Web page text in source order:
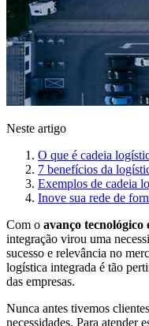
Neste artigo
O que é cadeia
7 benefícios da
Exemplos de cadeia
Inove sua rede de
Com o avanço
integração virou uma
sucesso e relevância no
logística integrada é tão
das empresas.
Nunca antes tivemos
necessidades. Para atender